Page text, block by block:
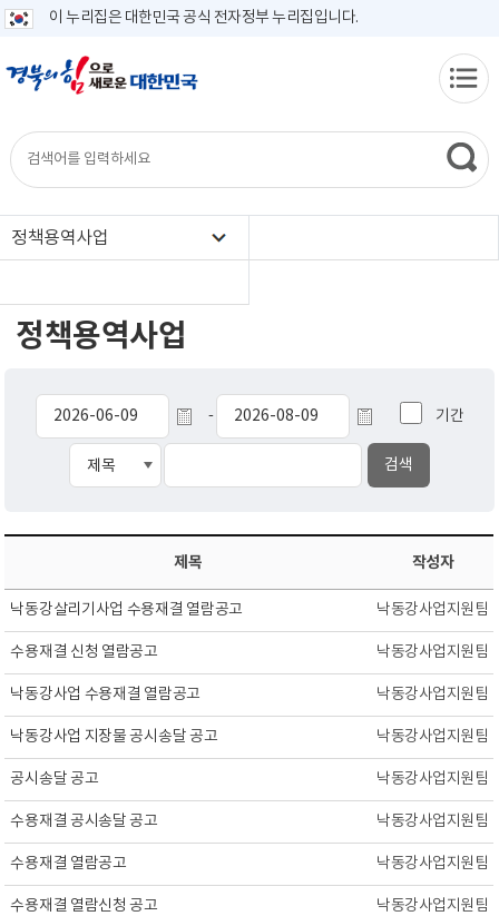
이 누리집은 대한민국 공식 전자정부 누리집입니다.
정책용역사업
정책용역사업
- 기간
제목 작성자
낙동강살리기사업 수용재결 열람공고 낙동강사업지원팀
수용재결 신청 열람공고 낙동강사업지원팀
낙동강사업 수용재결 열람공고 낙동강사업지원팀
낙동강사업 지장물 공시송달 공고 낙동강사업지원팀
공시송달 공고 낙동강사업지원팀
수용재결 공시송달 공고 낙동강사업지원팀
수용재결 열람공고 낙동강사업지원팀
수용재결 열람신청 공고 낙동강사업지원팀